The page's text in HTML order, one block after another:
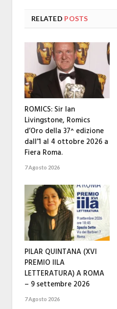
RELATED POSTS
ROMICS: Sir Ian
Livingstone, Romics
d’Oro della 37^ edizione
dall’1 al 4 ottobre 2026 a
Fiera Roma.
7 Agosto 2026
PILAR QUINTANA (XVI
PREMIO IILA
LETTERATURA) A ROMA
– 9 settembre 2026
7 Agosto 2026